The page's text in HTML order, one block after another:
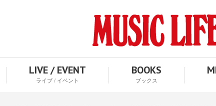
LIVE / EVENT
ライブ / イベント
BOOKS
ブックス